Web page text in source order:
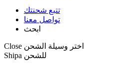
تتبع شحنتك
تواصل معنا
ابحث
Close اختر وسيلة الشحن
Shipa للشحن